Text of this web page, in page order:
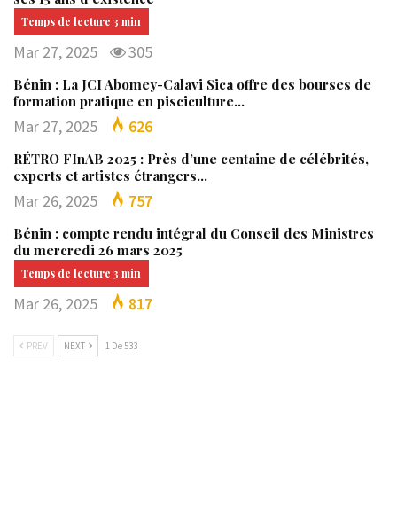
Mar 27, 2025 305
Bénin : La JCI Abomey-Calavi Sica offre des bourses de
formation pratique en pisciculture…
Mar 27, 2025 626
RÉTRO FInAB 2025 : Près d’une centaine de célébrités,
experts et artistes étrangers…
Mar 26, 2025 757
Bénin : compte rendu intégral du Conseil des Ministres
du mercredi 26 mars 2025
Mar 26, 2025 817
PREV NEXT 1 De 533